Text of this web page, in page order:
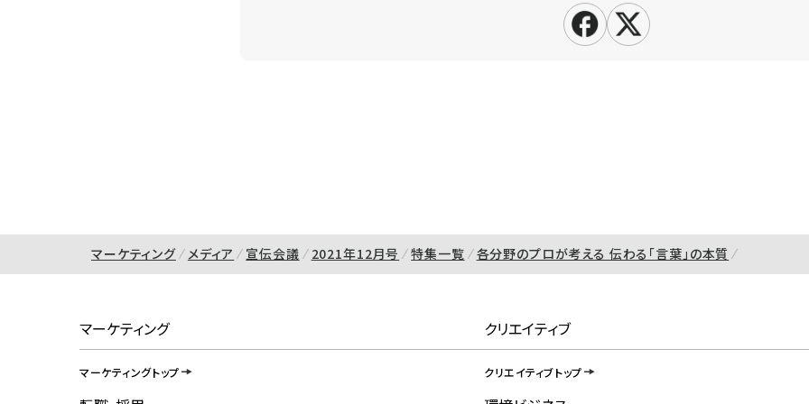
マーケティング メディア 宣伝会議 2021年12月号 特集一覧 各分野のプロが考える 伝わる「言葉」の本質
マーケティング
マーケティングトップ
クリエイティブ
クリエイティブトップ